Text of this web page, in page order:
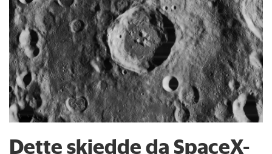
Dette skjedde da SpaceX-